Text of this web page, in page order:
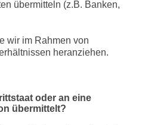
übermitteln (z.B. Banken,
wir im Rahmen von
heranziehen.
oder an eine
übermittelt?